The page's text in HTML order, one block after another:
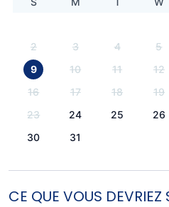
2
3 4 5
9
10 11 12
16
17 18 19
23
24 25 26
30
31
CE QUE VOUS DEVRIEZ